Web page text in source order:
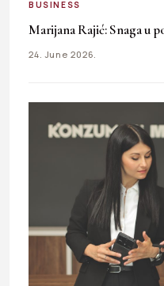
BUSINESS
Marijana Rajić: Snaga u
24. June 2026.